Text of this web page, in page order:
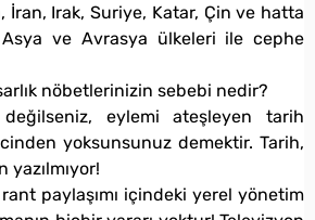
İran, Irak, Suriye, Katar, Çin ve hatta
ve Avrasya ülkeleri ile cephe
nöbetlerinizin sebebi nedir?
eylemi ateşleyen tarih
yoksunsunuz demektir. Tarih,
paylaşımı içindeki yerel yönetim